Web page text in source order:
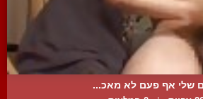
שלי אף פעם לא מאכ...